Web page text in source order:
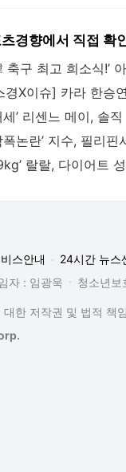
경향에서 직접 확
스안내 24시간 뉴스
자 : 임광욱
청소년보
대한 저작권 및 법적 책